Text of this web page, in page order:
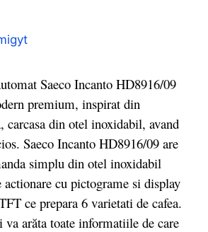
Saeco Incanto HD8916/09
premium, inspirat din
carcasa din otel inoxidabil, avand
Saeco Incanto HD8916/09 are
simplu din otel inoxidabil
actionare cu pictograme si display
ce prepara 6 varietati de cafea.
arăta toate informatiile de care